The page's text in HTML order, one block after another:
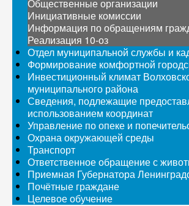
Общественные организации
Инициативные комиссии
Информация по обращениям
Реализация 10-оз
Отдел муниципальной службы и
Формирование комфортной
Инвестиционный климат
муниципального района
Сведения, подлежащие
использованием координат
Управление по опеке и
Охрана окружающей среды
Транспорт
Ответственное обращение с
Приемная Губернатора
Почётные граждане
Целевое обучение